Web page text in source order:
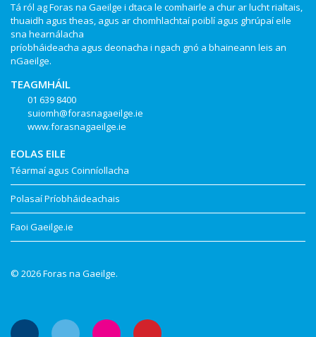
Tá ról ag Foras na Gaeilge i dtaca le comhairle a chur ar lucht rialtais,
thuaidh agus theas, agus ar chomhlachtaí poiblí agus ghrúpaí eile
sna hearnálacha
príobháideacha agus deonacha i ngach gnó a bhaineann leis an
nGaeilge.
TEAGMHÁIL
01 639 8400
suiomh@forasnagaeilge.ie
www.forasnagaeilge.ie
EOLAS EILE
Téarmaí agus Coinníollacha
Polasaí Príobháideachais
Faoi Gaeilge.ie
© 2026 Foras na Gaeilge.